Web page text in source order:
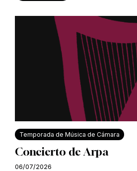
Temporada de Música de Cámara
Concierto de Arpa
06/07/2026